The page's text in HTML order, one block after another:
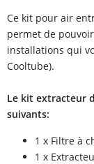
Ce kit pour air
permet de
installations qui
Cooltube).
Le kit extracteur
suivants:
1 x Filtre à
1 x